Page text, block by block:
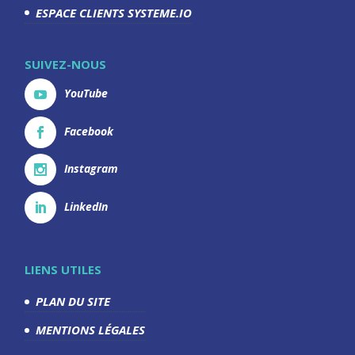
ESPACE CLIENTS SYSTEME.IO
SUIVEZ-NOUS
YouTube
Facebook
Instagram
LinkedIn
LIENS UTILES
PLAN DU SITE
MENTIONS LÉGALES